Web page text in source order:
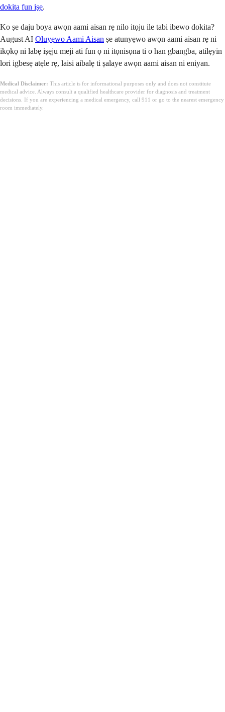
dokita fun iṣẹ.
Ko ṣe daju boya awọn aami aisan rẹ nilo itọju ile tabi ibewo dokita?
August AI Oluyẹwo Aami Aisan ṣe atunyẹwo awọn aami aisan rẹ ni
ikọkọ ni labẹ iṣẹju meji ati fun ọ ni itọnisọna ti o han gbangba, atilẹyin
lori igbesẹ atẹle rẹ, laisi aibalẹ ti ṣalaye awọn aami aisan ni eniyan.
Medical Disclaimer: This article is for informational purposes only and does not constitute
medical advice. Always consult a qualified healthcare provider for diagnosis and treatment
decisions. If you are experiencing a medical emergency, call 911 or go to the nearest emergency
room immediately.